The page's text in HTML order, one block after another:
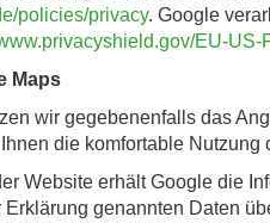
policies/privacy. Google
EU-US-
Maps
wir gegebenenfalls das
die komfortable Nutzung
Website erhält Google die
genannten Daten